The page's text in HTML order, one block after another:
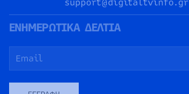
ΕΝΗΜΕΡΩΤΙΚΑ ΔΕΛΤΙΑ